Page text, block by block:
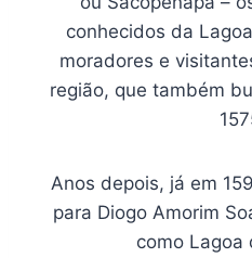
conhecidos da
moradores e
região, que também
Anos depois, já em
para Diogo Amorim
como Lagoa